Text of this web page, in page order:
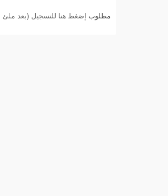
مطلوب إضغط هنا للتسجيل (بعد ملئ